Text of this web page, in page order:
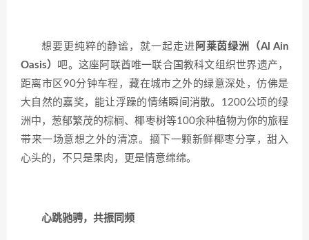
想要更纯粹的静谧，就一起走进 阿莱茵绿洲（Al Ain
Oasis）
吧。这座阿联酋唯一联合国教科文组织世界遗产，
距离市区90分钟车程，藏在城市之外的绿意深处，仿佛是
大自然的嘉奖，能让浮躁的情绪瞬间消散。1200公顷的绿
洲中，葱郁繁茂的棕榈、椰枣树等100余种植物为你的旅程
带来一场意想之外的清凉。摘下一颗新鲜椰枣分享，甜入
心头的，不只是果肉，更是情意绵绵。
心跳驰骋，共振同频